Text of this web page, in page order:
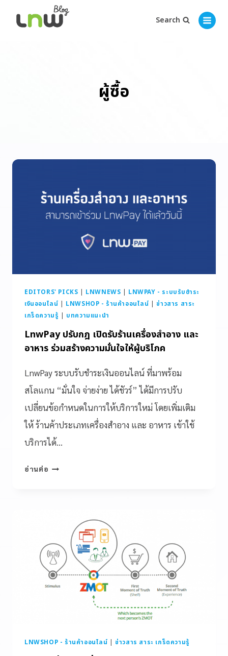
Search
ผู้ซื้อ
EDITORS' PICKS | LNWNEWS | LNWPAY - ระบบรับชำระ
เงินออนไลน์ | LNWSHOP - ร้านค้าออนไลน์ |ข่าวสาร สาระ
เกร็ดความรู้ | บทความแนะนำ
LnwPay ปรับกฎ เปิดรับร้านเครื่องสำอาง และ
อาหาร ร่วมสร้างความมั่นใจให้ผู้บริโภค
LnwPay ระบบรับชำระเงินออนไลน์ ที่มาพร้อม
สโลแกน “มั่นใจ จ่ายง่าย ได้ชัวร์” ได้มีการปรับ
เปลี่ยนข้อกำหนดในการให้บริการใหม่ โดยเพิ่มเติม
ให้ ร้านค้าประเภทเครื่องสำอาง และ อาหาร เข้าใช้
บริการได้…
อ่านต่อ
LNWSHOP - ร้านค้าออนไลน์ |ข่าวสาร สาระ เกร็ดความรู้